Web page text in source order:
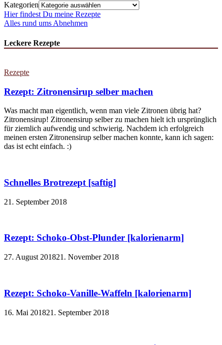
Kategorien
Hier findest Du meine Rezepte
Alles rund ums Abnehmen
Leckere Rezepte
Rezepte
Rezept: Zitronensirup selber machen
Was macht man eigentlich, wenn man viele Zitronen übrig hat?
Zitronensirup! Zitronensirup selber zu machen hielt ich ursprünglich
für ziemlich aufwendig und schwierig. Nachdem ich erfolgreich
meinen ersten Zitronensirup selber machen konnte, kann ich sagen:
das ist echt einfach. :)
Schnelles Brotrezept [saftig]
21. September 2018
Rezept: Schoko-Obst-Plunder [kalorienarm]
27. August 201821. November 2018
Rezept: Schoko-Vanille-Waffeln [kalorienarm]
16. Mai 201821. September 2018